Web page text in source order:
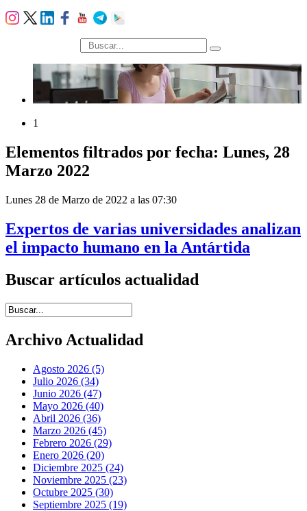
búsqueda
1
Elementos filtrados por fecha: Lunes, 28
Marzo 2022
Lunes 28 de Marzo de 2022 a las 07:30
Expertos de varias universidades analizan
el impacto humano en la Antártida
Buscar artículos actualidad
Introduce términos de búsqueda
Archivo Actualidad
Agosto 2026 (5)
Julio 2026 (34)
Junio 2026 (47)
Mayo 2026 (40)
Abril 2026 (36)
Marzo 2026 (45)
Febrero 2026 (29)
Enero 2026 (20)
Diciembre 2025 (24)
Noviembre 2025 (23)
Octubre 2025 (30)
Septiembre 2025 (19)